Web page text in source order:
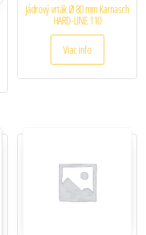
Jádrový vrták Ø 80 mm Karnasch
HARD-LINE 110
Viac info